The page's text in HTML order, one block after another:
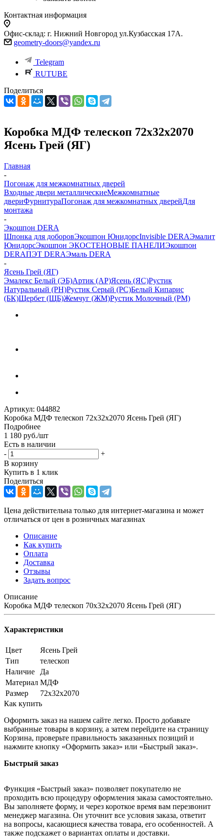
Контактная информация
Офис-склад: г. Нижний Новгород ул.Кузбасская 17А.
geometry-doors@yandex.ru
Telegram
RUTUBE
Поделиться
Коробка МДФ телескоп 72х32х2070
Ясень Грей (ЯГ)
Главная
-
Погонаж для межкомнатных дверей
Входные двери металлическиеМежкомнатные
двериФурнитураПогонаж для межкомнатных дверейДля
монтажа
-
Экошпон DERA
Шпонка для доборовЭкошпон ЮнидорсInvisible DERAЭмалит
ЮнидорсЭкошпон ЭКОСТЕНОВЫЕ ПАНЕЛИЭкошпон
DERAПЭТ DERAЭмаль DERA
-
Ясень Грей (ЯГ)
Эмалекс Белый (ЭБ)Артик (АР)Ясень (ЯС)Рустик
Натуральный (РН)Рустик Серый (РС)Белый Кипарис
(БК)Щербет (ЩБ)Жемчуг (ЖМ)Рустик Молочный (РМ)
Артикул: 044882
Коробка МДФ телескоп 72х32х2070 Ясень Грей (ЯГ)
Подробнее
1 180 руб./шт
Есть в наличии
-
+
В корзину
Купить в 1 клик
Поделиться
Цена действительна только для интернет-магазина и может
отличаться от цен в розничных магазинах
Описание
Как купить
Оплата
Доставка
Отзывы
Задать вопрос
Описание
Коробка МДФ телескоп 70х32х2070 Ясень Грей (ЯГ)
Характеристики
Цвет
Ясень Грей
Тип
телескоп
Наличие
Да
Материал МДФ
Размер
72х32х2070
Как купить
Оформить заказ на нашем сайте легко. Просто добавьте
выбранные товары в корзину, а затем перейдите на страницу
Корзина, проверьте правильность заказанных позиций и
нажмите кнопку «Оформить заказ» или «Быстрый заказ».
Быстрый заказ
Функция «Быстрый заказ» позволяет покупателю не
проходить всю процедуру оформления заказа самостоятельно.
Вы заполняете форму, и через короткое время вам перезвонит
менеджер магазина. Он уточнит все условия заказа, ответит
на вопросы, касающиеся качества товара, его особенностей. А
также подскажет о вариантах оплаты и доставки.